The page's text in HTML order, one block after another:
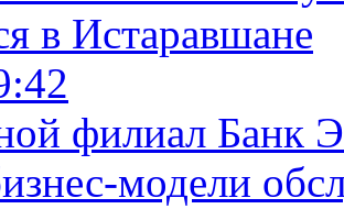
в Истаравшане
филиал Банк
модели